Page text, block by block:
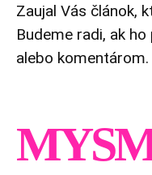
Zaujal Vás článok,
Budeme radi, ak
alebo